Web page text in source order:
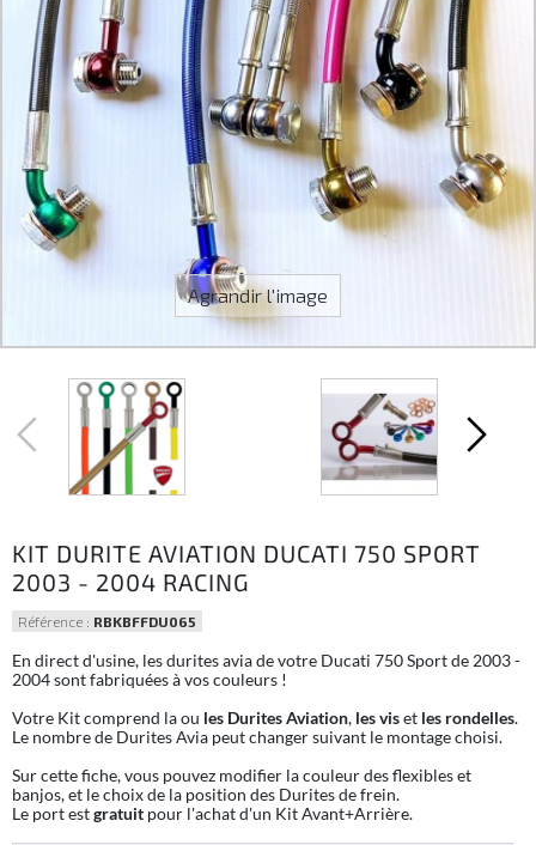
Agrandir l'image
KIT DURITE AVIATION DUCATI 750 SPORT
2003 - 2004 RACING
Référence : RBKBFFDU065
En direct d'usine, les durites avia de votre Ducati 750 Sport de 2003 -
2004 sont fabriquées à vos couleurs !
Votre Kit comprend la ou les Durites Aviation, les viset les rondelles.
Le nombre de Durites Avia peut changer suivant le montage choisi.
Sur cette fiche, vous pouvez modifier la couleur des flexibles et
banjos, et le choix de la position des Durites de frein.
Le port estgratuit pour l'achat d'un Kit Avant+Arrière.